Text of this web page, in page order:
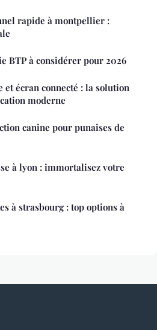
rapide à montpellier :
BTP à considérer pour 2026
et écran connecté : la solution
moderne
canine pour punaises de
à lyon : immortalisez votre
à strasbourg : top options à